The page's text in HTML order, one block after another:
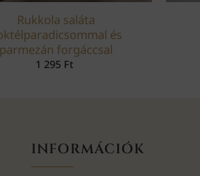
Rukkola saláta
és
parmezán forgáccsal
1 295 Ft
INFORMÁCIÓK